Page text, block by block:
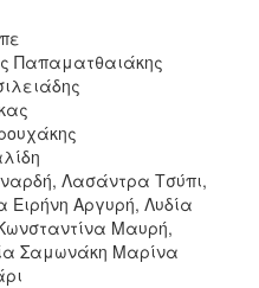
Παπαματθαιάκης
Λασάντρα Τσύπι,
Αργυρή, Λυδία
Μαυρή,
Σαμωνάκη Μαρίνα